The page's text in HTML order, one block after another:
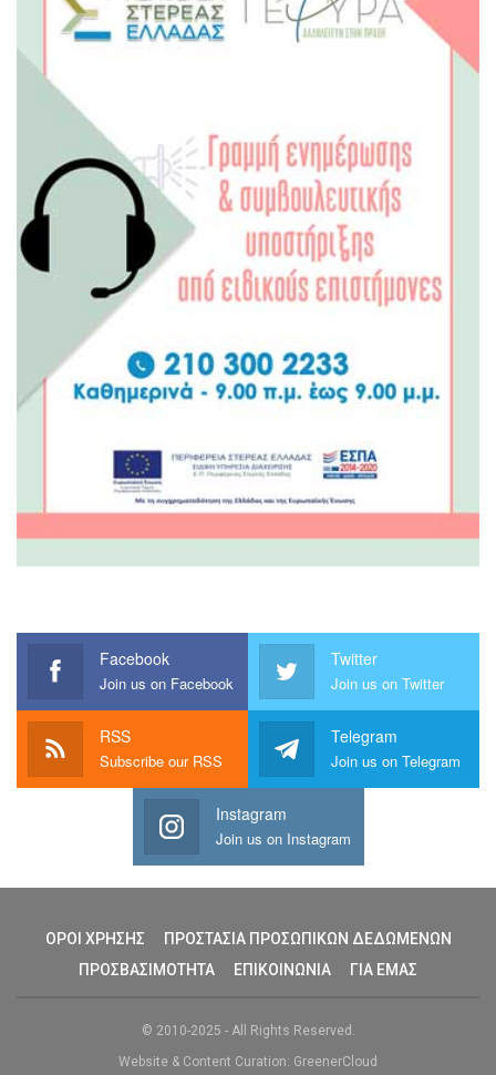
Facebook
Join us on Facebook
Twitter
Join us on Twitter
RSS
Subscribe our RSS
Telegram
Join us on Telegram
Instagram
Join us on Instagram
ΟΡΟΙ ΧΡΗΣΗΣ
ΠΡΟΣΤΑΣΙΑ ΠΡΟΣΩΠΙΚΩΝ ΔΕΔΩΜΕΝΩΝ
ΠΡΟΣΒΑΣΙΜΟΤΗΤΑ
ΕΠΙΚΟΙΝΩΝΙΑ ΓΙΑ ΕΜΑΣ
© 2010-2025 - All Rights Reserved.
Website & Content Curation: GreenerCloud